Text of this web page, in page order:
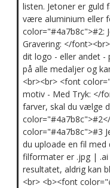
listen. Jetoner er guld
være aluminium eller
color="#4a7b8c">#2:
Gravering: </
dit logo - eller andet -
på alle medaljer og
<br><br> <font
motiv - Med Tryk: </
farver, skal du vælge
color="#4a7b8c">#3
du uploade en fil med
filformater er .jpg |
resultatet, aldrig kan
<br> <b><font